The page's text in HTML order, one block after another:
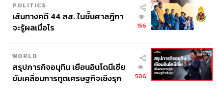
POLITICS
เส้นทางคดี 44 สส. ในชั้นศาลฎีกา
จะรู้ผลเมื่อไร
156
WORLD
สรุปภารกิจอนุทิน เยือนอินโดนีเซีย
ขับเคลื่อนการทูตเศรษฐกิจเชิงรุก
506